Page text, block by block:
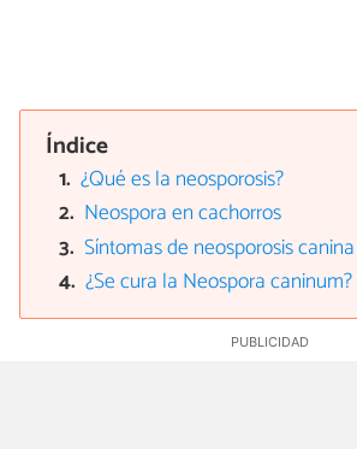
Índice
¿Qué es la neosporosis?
Neospora en cachorros
Síntomas de neosporosis canina
¿Se cura la Neospora caninum?